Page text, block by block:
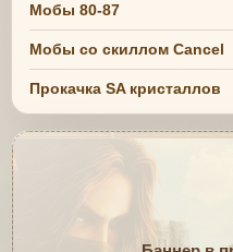
Мобы 80-87
Мобы со скиллом Cancel
Прокачка SA кристаллов